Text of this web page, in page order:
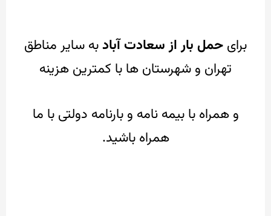
برای حمل بار از سعادت آبادبه سایر مناطق
تهران و شهرستان ها با کمترین هزینه
و همراه با بیمه نامه و بارنامه دولتی با ما
همراه باشید.